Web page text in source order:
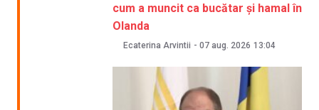
cum a muncit ca bucătar și hamal în
Olanda
Ecaterina Arvintii - 07 aug. 2026 13:04